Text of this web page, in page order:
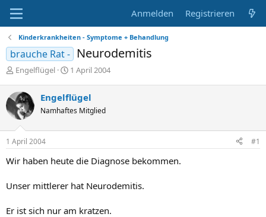
Anmelden Registrieren
Kinderkrankheiten - Symptome + Behandlung
brauche Rat - Neurodemitis
E
s
t
e
l
l
e
Engelflügel
E
t
e
l
m
1 April 2004
Engelflügel
Namhaftes Mitglied
1 April 2004 #1
Wir haben heute die Diagnose bekommen.
Unser mittlerer hat Neurodemitis.
Er ist sich nur am kratzen.